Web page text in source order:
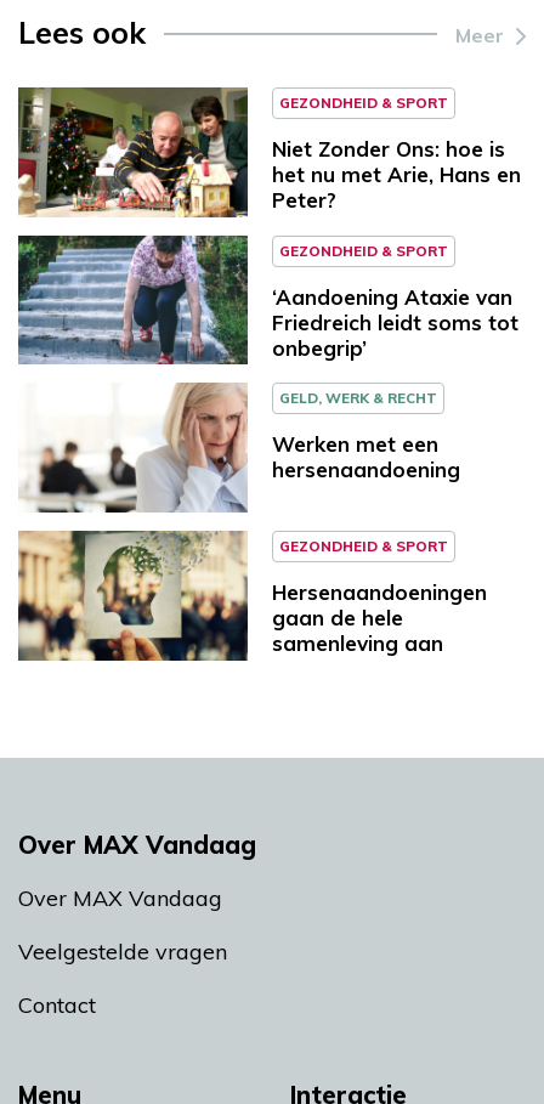
Lees ook Meer
GEZONDHEID & SPORT
Niet Zonder Ons: hoe is
het nu met Arie, Hans en
Peter?
GEZONDHEID & SPORT
‘Aandoening Ataxie van
Friedreich leidt soms tot
onbegrip’
GELD, WERK & RECHT
Werken met een
hersenaandoening
GEZONDHEID & SPORT
Hersenaandoeningen
gaan de hele
samenleving aan
Menu Interactie
Over MAX Vandaag
Over MAX Vandaag
Veelgestelde vragen
Contact